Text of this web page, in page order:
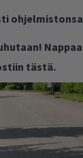
ohjelmistonsa
Nappaa
tästä.